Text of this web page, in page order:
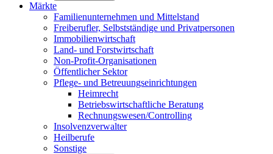
Märkte
Familienunternehmen und Mittelstand
Freiberufler, Selbstständige und Privatpersonen
Immobilienwirtschaft
Land- und Forstwirtschaft
Non-Profit-Organisationen
Öffentlicher Sektor
Pflege- und Betreuungseinrichtungen
Heimrecht
Betriebswirtschaftliche Beratung
Rechnungswesen/Controlling
Insolvenzverwalter
Heilberufe
Sonstige